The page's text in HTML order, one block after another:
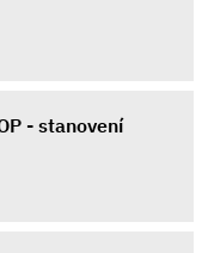
- stanovení